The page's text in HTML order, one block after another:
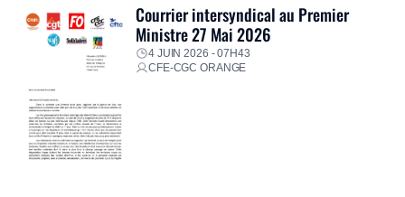
Courrier intersyndical au Premier
Ministre 27 Mai 2026
4 JUIN 2026 - 07H43
CFE-CGC ORANGE